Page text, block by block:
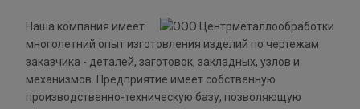
Наша компания имеет
многолетний опыт изготовления изделий по чертежам
заказчика - деталей, заготовок, закладных, узлов и
механизмов. Предприятие имеет собственную
производственно-техническую базу, позволяющую